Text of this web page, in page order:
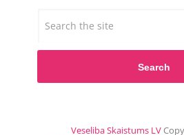
Search
Veseliba Skaistums LV